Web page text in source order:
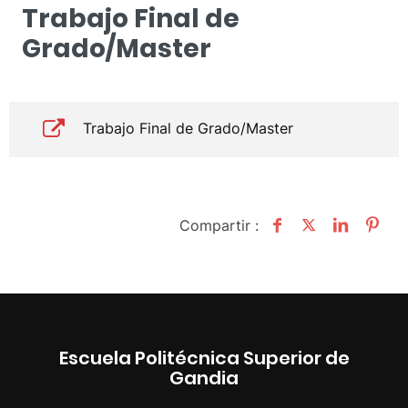
Trabajo Final de
Grado/Master
Trabajo Final de Grado/Master
Compartir :
Escuela Politécnica Superior de
Gandia